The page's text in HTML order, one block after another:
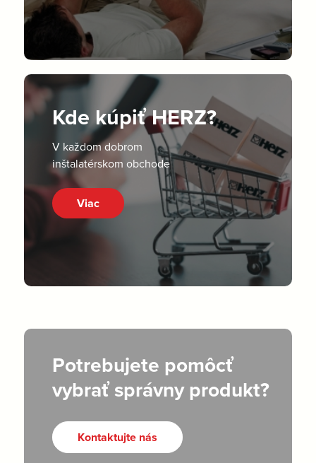
Kde kúpiť HERZ?
V každom dobrom
inštalatérskom obchode
Viac
Potrebujete pomôcť
vybrať správny produkt?
Kontaktujte nás